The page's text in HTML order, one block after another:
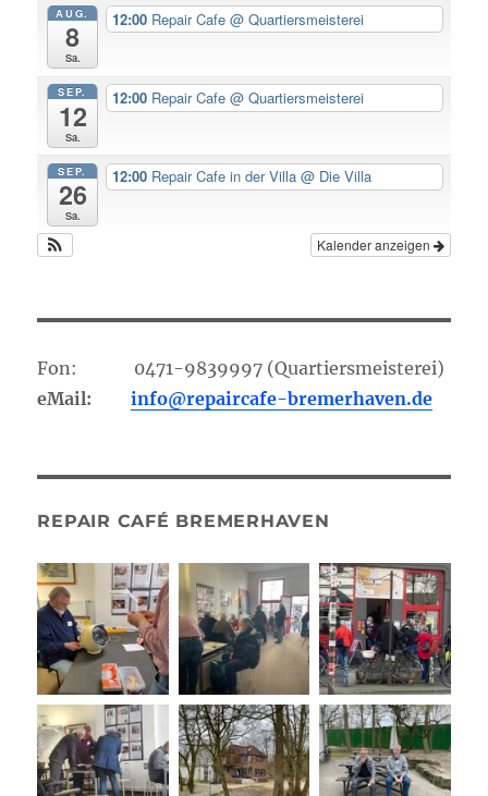
AUG.
8
Sa.
12:00 Repair Cafe@ Quartiersmeisterei
SEP.
12
Sa.
12:00 Repair Cafe@ Quartiersmeisterei
SEP.
26
Sa.
12:00 Repair Cafe in der Villa@ Die Villa
Kalender anzeigen
Fon: 0471-9839997 (Quartiersmeisterei)
eMail:
info@repaircafe-bremerhaven.de
REPAIR CAFÉ BREMERHAVEN